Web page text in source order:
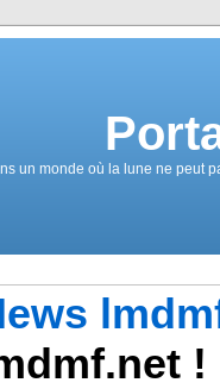
un monde où la lune ne peut
!